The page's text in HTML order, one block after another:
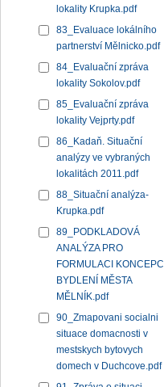
lokality Krupka.pdf
83_Evaluace lokálního
partnerství Mělnicko.pdf
84_Evaluační zpráva
lokality Sokolov.pdf
85_Evaluační zpráva
lokality Vejprty.pdf
86_Kadaň. Situační
analýzy ve vybraných
lokalitách 2011.pdf
88_Situační analýza-
Krupka.pdf
89_PODKLADOVÁ
ANALÝZA PRO
FORMULACI
BYDLENÍ MĚSTA
MĚLNÍK.pdf
90_Zmapovani socialni
situace domacnosti v
mestskych bytovych
domech v Duchcove.pdf